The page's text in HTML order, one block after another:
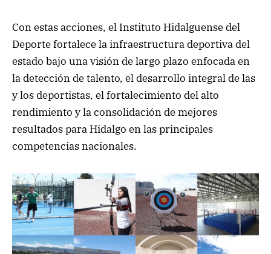
Con estas acciones, el Instituto Hidalguense del
Deporte fortalece la infraestructura deportiva del
estado bajo una visión de largo plazo enfocada en
la detección de talento, el desarrollo integral de las
y los deportistas, el fortalecimiento del alto
rendimiento y la consolidación de mejores
resultados para Hidalgo en las principales
competencias nacionales.